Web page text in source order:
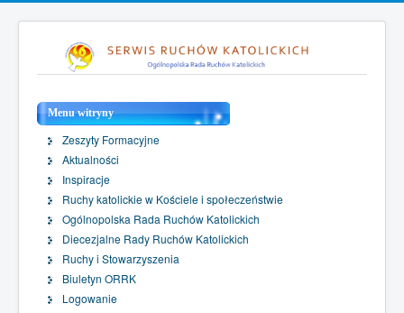
Menu witryny
Zeszyty Formacyjne
Aktualności
Inspiracje
Ruchy katolickie w Kościele i społeczeństwie
Ogólnopolska Rada Ruchów Katolickich
Diecezjalne Rady Ruchów Katolickich
Ruchy i Stowarzyszenia
Biuletyn ORRK
Logowanie